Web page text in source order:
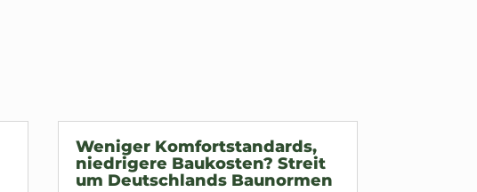
Weniger Komfortstandards,
niedrigere Baukosten? Streit
um Deutschlands Baunormen